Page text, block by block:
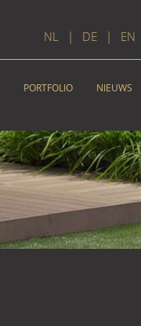
NL | DE | EN
PORTFOLIO NIEUWS